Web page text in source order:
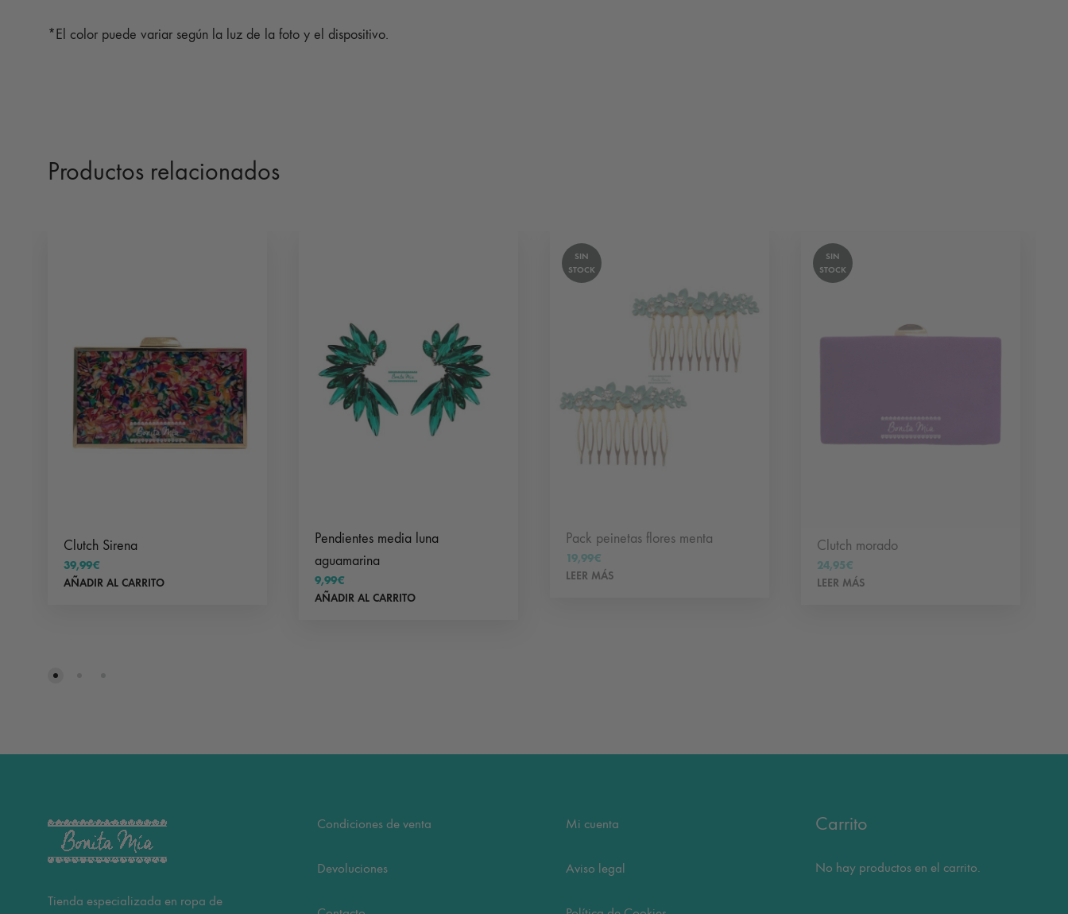
*El color puede variar según la luz de la foto y el dispositivo.
Productos relacionados
Clutch Sirena
39,99€
AÑADIR AL CARRITO
Pendientes media luna
aguamarina
9,99€
AÑADIR AL CARRITO
SIN
STOCK
Pack peinetas flores menta
19,99€
LEER MÁS
SIN
STOCK
Clutch morado
24,95€
LEER MÁS
Tienda especializada en ropa de
Condiciones de venta
Devoluciones
Mi cuenta
Aviso legal
Carrito
No hay productos en el carrito.